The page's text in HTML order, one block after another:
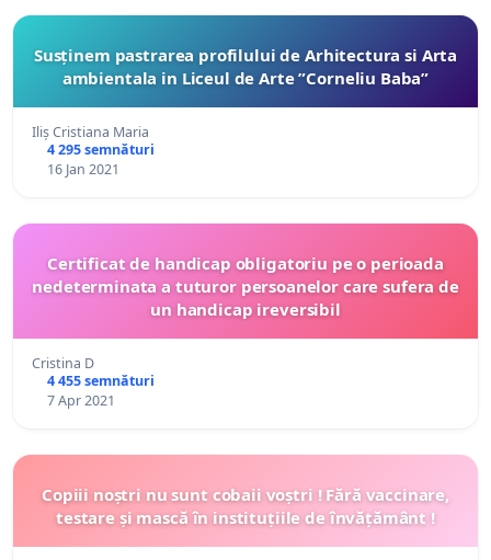
Susținem pastrarea profilului de Arhitectura si Arta
ambientala in Liceul de Arte ”Corneliu Baba”
Iliș Cristiana Maria
4 295 semnături
16 Jan 2021
Certificat de handicap obligatoriu pe o perioada
nedeterminata a tuturor persoanelor care sufera de
un handicap ireversibil
Cristina D
4 455 semnături
7 Apr 2021
Copiii noștri nu sunt cobaii voștri ! Fără vaccinare,
testare și mască în instituțiile de învățământ !